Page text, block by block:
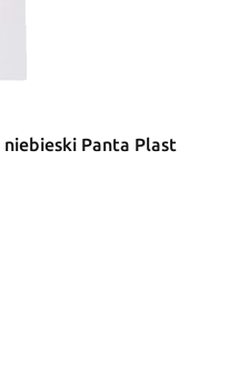
Panta Plast